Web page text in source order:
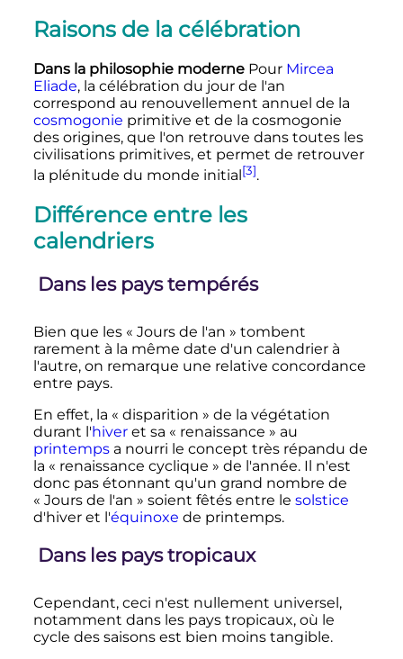
Raisons de la célébration
Dans la philosophie modernePour Mircea
Eliade, la célébration du jour de l'an
correspond au renouvellement annuel de la
cosmogonie primitive et de la cosmogonie
des origines, que l'on retrouve dans toutes les
civilisations primitives, et permet de retrouver
la plénitude du monde initial [3].
Différence entre les
calendriers
Dans les pays tempérés
Bien que les « Jours de l'an » tombent
rarement à la même date d'un calendrier à
l'autre, on remarque une relative concordance
entre pays.
En effet, la « disparition » de la végétation
durant l'hiveret sa « renaissance » au
printempsa nourri le concept très répandu de
la « renaissance cyclique » de l'année. Il n'est
donc pas étonnant qu'un grand nombre de
« Jours de l'an » soient fêtés entre le solstice
d'hiver et l'équinoxe de printemps.
Dans les pays tropicaux
Cependant, ceci n'est nullement universel,
notamment dans les pays tropicaux, où le
cycle des saisons est bien moins tangible.